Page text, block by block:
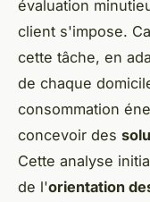
évaluation
client s'impose.
cette tâche, en
de chaque
consommation
concevoir des
Cette analyse
de l'orientation